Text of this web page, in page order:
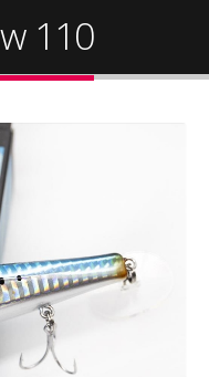
110